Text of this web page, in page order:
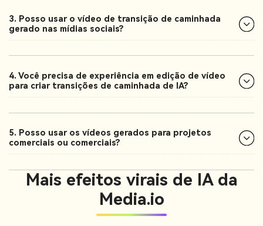
3. Posso usar o vídeo de transição de caminhada
gerado nas mídias sociais?
4. Você precisa de experiência em edição de vídeo
para criar transições de caminhada de IA?
5. Posso usar os vídeos gerados para projetos
comerciais ou comerciais?
Mais efeitos virais de IA da
Media.io